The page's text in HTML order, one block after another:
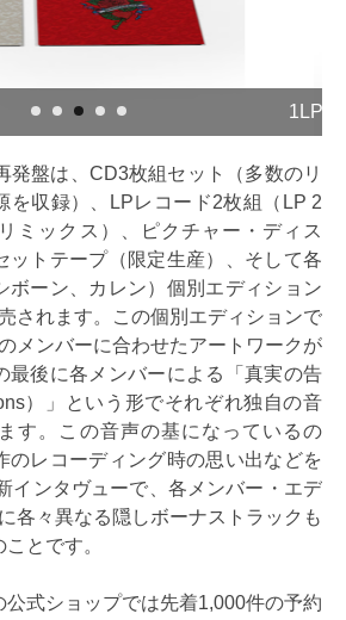
発盤は、CD3枚組セット（多数のリ
を収録）、LPレコード2枚組（LP 2
ミックス）、ピクチャー・ディス
ットテープ（限定生産）、そして各
ボーン、カレン）個別エディション
されます。この個別エディションで
メンバーに合わせたアートワークが
最後に各メンバーによる「真実の告
）」という形でそれぞれ独自の音
す。この音声の基になっているの
のレコーディング時の思い出などを
インタヴューで、各メンバー・エデ
各々異なる隠しボーナストラックも
とです。
公式ショップでは先着1,000件の予約